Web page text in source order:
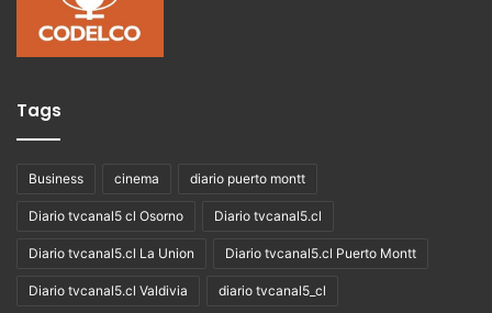
Tags
Business cinema diario puerto montt
Diario tvcanal5 cl Osorno Diario tvcanal5.cl
Diario tvcanal5.cl La Union Diario tvcanal5.cl Puerto Montt
Diario tvcanal5.cl Valdivia diario tvcanal5_cl